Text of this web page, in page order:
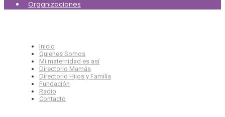
Organizaciones
Inicio
Quienes Somos
Mi maternidad es así
Directorio Mamás
Directorio Hijos y Familia
Fundación
Radio
Contacto